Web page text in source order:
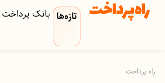
تازه‌ها بانک پرداخت
راه پرداخت